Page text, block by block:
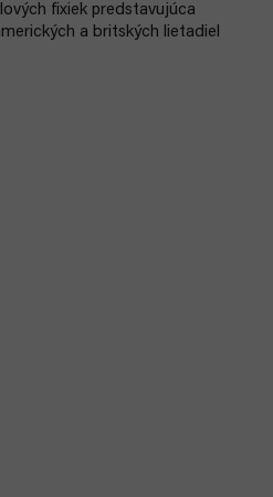
fixiek predstavujúca
a britských lietadiel